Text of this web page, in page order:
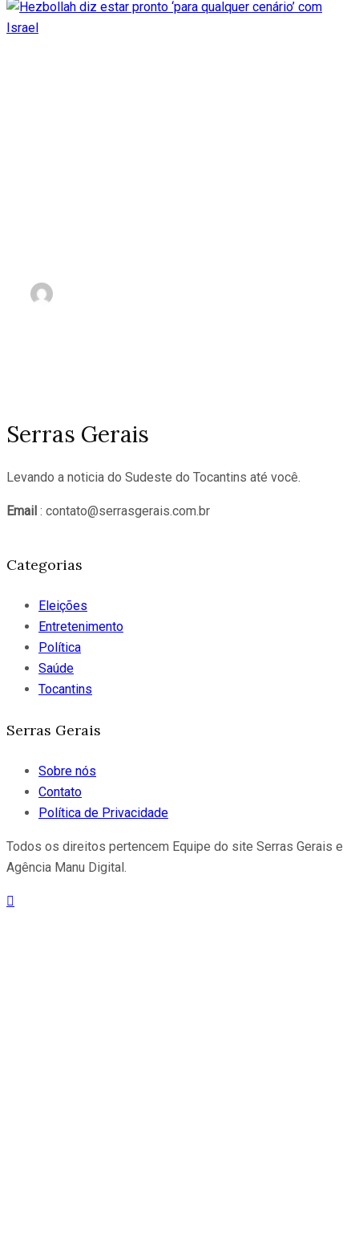
Serras Gerais
Levando a noticia do Sudeste do Tocantins até você.
Email : contato@serrasgerais.com.br
Categorias
Eleições
Entretenimento
Política
Saúde
Tocantins
Serras Gerais
Sobre nós
Contato
Política de Privacidade
Todos os direitos pertencem Equipe do site Serras Gerais e
Agência Manu Digital.